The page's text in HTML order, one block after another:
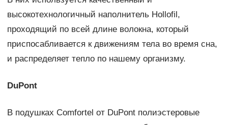
высокотехнологичный наполнитель Hollofil,
проходящий по всей длине волокна, который
приспосабливается к движениям тела во время сна,
и распределяет тепло по нашему организму.
DuPont
В подушках Comfortel от DuPont полиэстеровые